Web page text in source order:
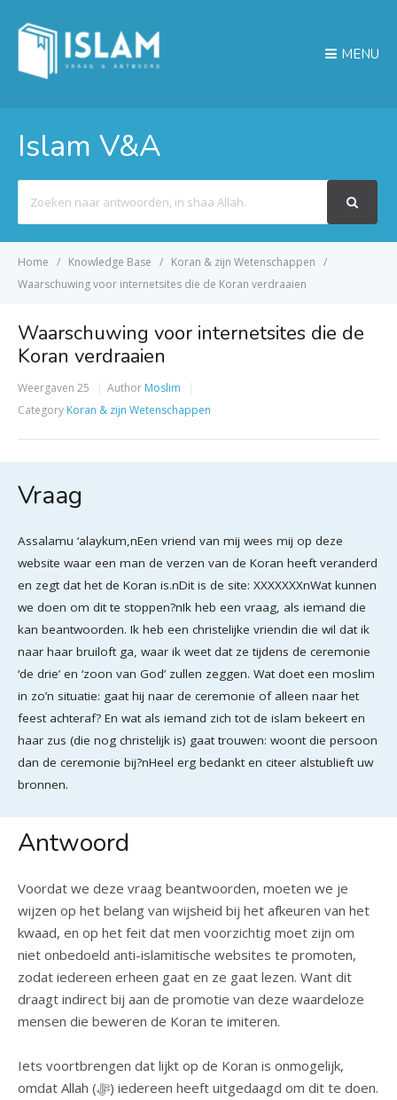
MENU
Islam V&A
For
Home Knowledge Base
Koran & zijn Wetenschappen
Waarschuwing voor internetsites die de Koran verdraaien
Waarschuwing voor internetsites die de
Koran verdraaien
Weergaven 25 Author Moslim
Category Koran & zijn Wetenschappen
Vraag
Assalamu ‘alaykum,nEen vriend van mij wees mij op deze
website waar een man de verzen van de Koran heeft veranderd
en zegt dat het de Koran is.nDit is de site: XXXXXXXnWat kunnen
we doen om dit te stoppen?nIk heb een vraag, als iemand die
kan beantwoorden. Ik heb een christelijke vriendin die wil dat ik
naar haar bruiloft ga, waar ik weet dat ze tijdens de ceremonie
‘de drie’ en ‘zoon van God’ zullen zeggen. Wat doet een moslim
in zo’n situatie: gaat hij naar de ceremonie of alleen naar het
feest achteraf? En wat als iemand zich tot de islam bekeert en
haar zus (die nog christelijk is) gaat trouwen: woont die persoon
dan de ceremonie bij?nHeel erg bedankt en citeer alstublieft uw
bronnen.
Antwoord
Voordat we deze vraag beantwoorden, moeten we je
wijzen op het belang van wijsheid bij het afkeuren van het
kwaad, en op het feit dat men voorzichtig moet zijn om
niet onbedoeld anti-islamitische websites te promoten,
zodat iedereen erheen gaat en ze gaat lezen. Want dit
draagt indirect bij aan de promotie van deze waardeloze
mensen die beweren de Koran te imiteren.
Iets voortbrengen dat lijkt op de Koran is onmogelijk,
omdat Allah (ﷻ) iedereen heeft uitgedaagd om dit te doen.